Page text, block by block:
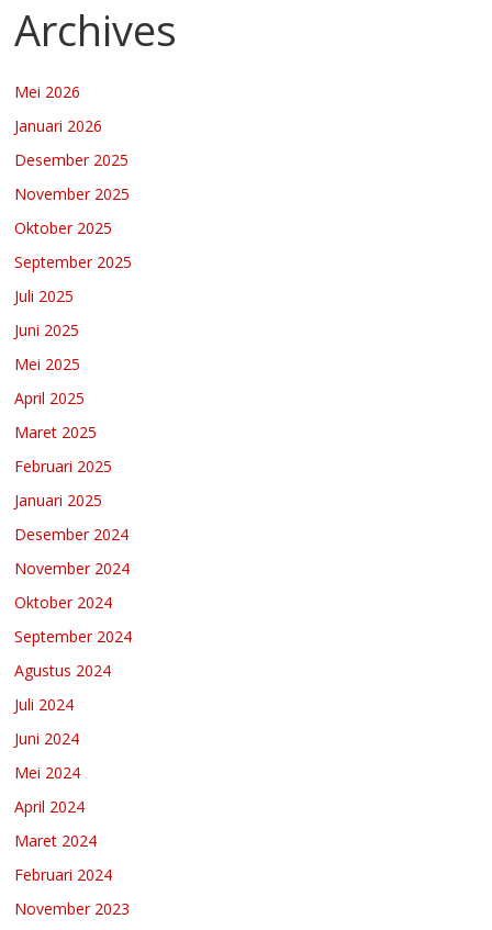
Archives
Mei 2026
Januari 2026
Desember 2025
November 2025
Oktober 2025
September 2025
Juli 2025
Juni 2025
Mei 2025
April 2025
Maret 2025
Februari 2025
Januari 2025
Desember 2024
November 2024
Oktober 2024
September 2024
Agustus 2024
Juli 2024
Juni 2024
Mei 2024
April 2024
Maret 2024
Februari 2024
November 2023